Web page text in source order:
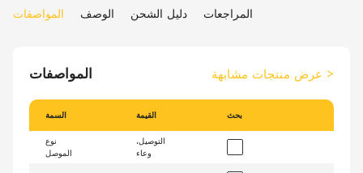
المواصفات الوصف دليل الشحن المراجعات
المواصفات >
السمة القيمة بحث
نوع
الموصل
التوصيل،
وعاء